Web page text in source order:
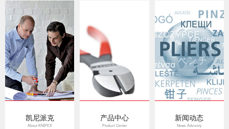
凯尼派克
About KNIPEX
产品中心
Product Center
新闻动态
News Advisory